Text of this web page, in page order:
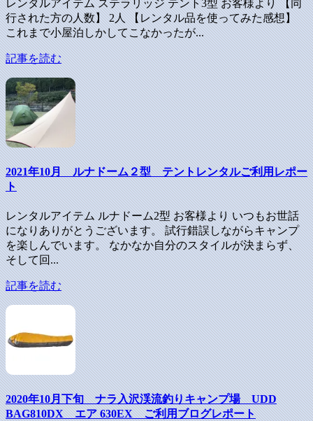
レンタルアイテム ステラリッジ テント3型 お客様より 【同
行された方の人数】 2人 【レンタル品を使ってみた感想】
これまで小屋泊しかしてこなかったが...
記事を読む
2021年10月 ルナドーム２型 テントレンタルご利用レポー
ト
レンタルアイテム ルナドーム2型 お客様より いつもお世話
になりありがとうございます。 試行錯誤しながらキャンプ
を楽しんでいます。 なかなか自分のスタイルが決まらず、
そして回...
記事を読む
2020年10月下旬 ナラ入沢渓流釣りキャンプ場 UDD
BAG810DX エア 630EX ご利用ブログレポート